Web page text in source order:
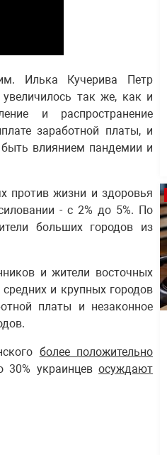
Илька Кучерива Петр
так же, как и
и распространение
заработной платы, и
влиянием пандемии и
против жизни и здоровья
- с 2% до 5%. По
больших городов из
и жители восточных
и крупных городов
платы и незаконное
более положительно
30% украинцевосуждают